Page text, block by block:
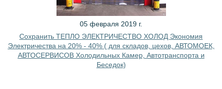
05 февраля 2019 г.
Сохранить ТЕПЛО ЭЛЕКТРИЧЕСТВО ХОЛОД Экономия
Электричества на 20% - 40% ( для складов, цехов, АВТОМОЕК,
АВТОСЕРВИСОВ Холодильных Камер, Автотранспорта и
Беседок)